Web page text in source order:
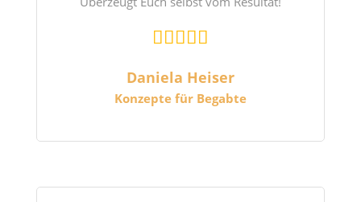
Daniela Heiser
Konzepte für Begabte